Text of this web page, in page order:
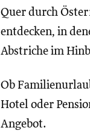
Quer durch
entdecken, in
Abstriche im
Ob
Hotel oder
Angebot.